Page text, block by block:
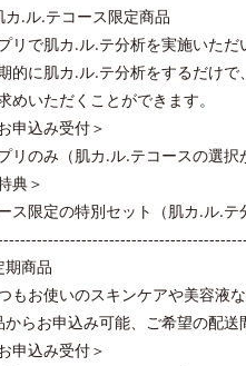
カ.ル.テコース限定商品
リで肌カ.ル.テ分析を実施いた
的に肌カ.ル.テ分析をするだけ
めいただくことができます。
申込み受付＞
リのみ（肌カ.ル.テコースの選択
典＞
ス限定の特別セット（肌カ.ル.テ
期商品
もお使いのスキンケアや美容液
からお申込み可能、ご希望の配送
申込み受付＞